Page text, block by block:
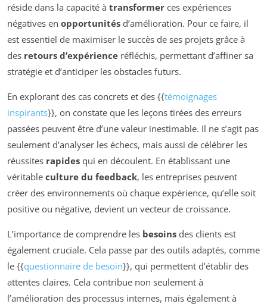
réside dans la capacité à transformer ces expériences
négatives en opportunités d’amélioration. Pour ce faire, il
est essentiel de maximiser le succès de ses projets grâce à
des retours d’expérience réfléchis, permettant d’affiner sa
stratégie et d’anticiper les obstacles futurs.
En explorant des cas concrets et des {{témoignages
inspirants}}, on constate que les leçons tirées des erreurs
passées peuvent être d’une valeur inestimable. Il ne s’agit pas
seulement d’analyser les échecs, mais aussi de célébrer les
réussites rapides qui en découlent. En établissant une
véritable culture du feedback, les entreprises peuvent
créer des environnements où chaque expérience, qu’elle soit
positive ou négative, devient un vecteur de croissance.
L’importance de comprendre les besoins des clients est
également cruciale. Cela passe par des outils adaptés, comme
le {{questionnaire de besoin}}, qui permettent d’établir des
attentes claires. Cela contribue non seulement à
l’amélioration des processus internes, mais également à